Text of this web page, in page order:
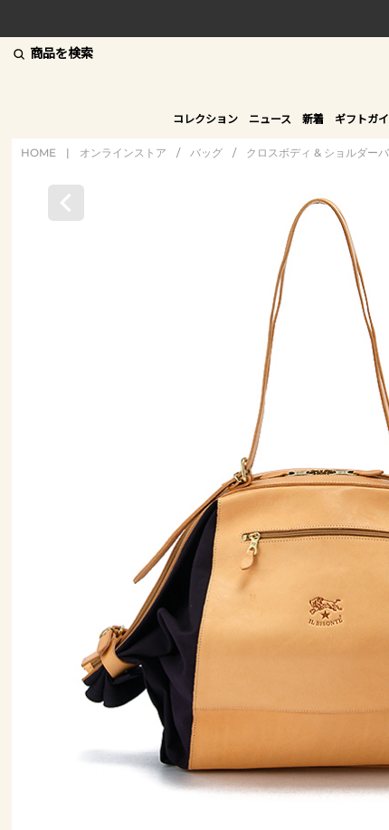
商品を検索
コレクション ニュース 新着 ギフトガ
HOME | オンラインストア / バッグ / クロスボディ & ショルダー